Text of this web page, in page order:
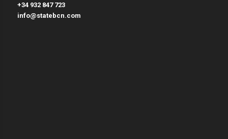
+34 932 847 723
info@statebcn.com